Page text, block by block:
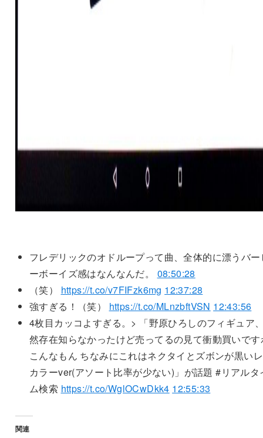
フレデリックのオドループって曲、全体的に漂うバー
ーボーイズ感はなんなんだ。 08:50:28
（笑） https://t.co/v7FIFzk6mg 12:37:28
強すぎる！（笑） https://t.co/MLnzbftVSN 12:43:56
4枚目カッコよすぎる。> 「野原ひろしのフィギュア
然存在知らなかったけど売ってるの見て衝動買いです
こんなもん ちなみにこれはネクタイとズボンが黒い
カラーver(アソート比率が少ない)」が話題 #リアルタ
ム検索 https://t.co/WglOCwDkk4 12:55:33
関連